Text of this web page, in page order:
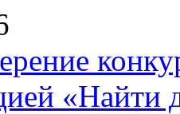
«Найти